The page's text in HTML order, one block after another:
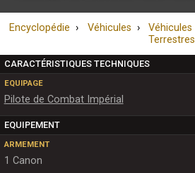
Encyclopédie Véhicules
Véhicules
Terrestres
CARACTÉRISTIQUES TECHNIQUES
EQUIPAGE
Pilote de Combat Impérial
EQUIPEMENT
ARMEMENT
1 Canon